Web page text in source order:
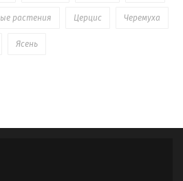
растения Церцис Черемуха
Ясень